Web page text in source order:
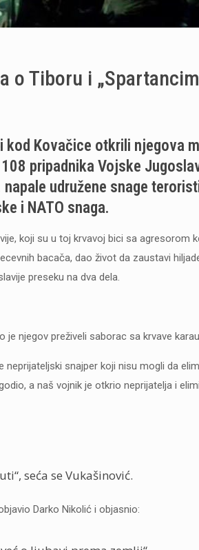
o Tiboru i
Kovačice otkrili njegova
pripadnika Vojske
udružene snage
i NATO snaga.
koji su u toj krvavoj bici sa agresorom
bacača, dao život da zaustavi
preseku na dva dela.
njegov preživeli saborac sa krvave
snajper koji nisu mogli da
a naš vojnik je otkrio neprijatelja i
seća se Vukašinović.
Darko Nikolić i objasnio: